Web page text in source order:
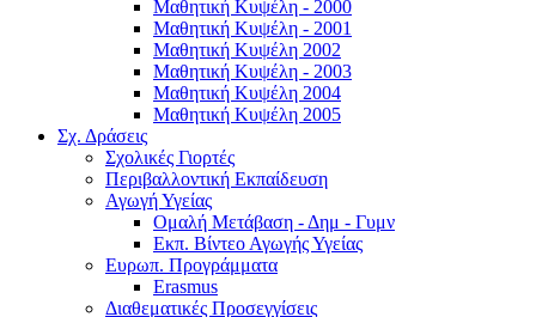
Μαθητική Κυψέλη - 2000
Μαθητική Κυψέλη - 2001
Μαθητική Κυψέλη 2002
Μαθητική Κυψέλη - 2003
Μαθητική Κυψέλη 2004
Μαθητική Κυψέλη 2005
Σχ. Δράσεις
Σχολικές Γιορτές
Περιβαλλοντική Εκπαίδευση
Αγωγή Υγείας
Ομαλή Μετάβαση - Δημ - Γυμν
Εκπ. Βίντεο Αγωγής Υγείας
Ευρωπ. Προγράμματα
Erasmus
Διαθεματικές Προσεγγίσεις